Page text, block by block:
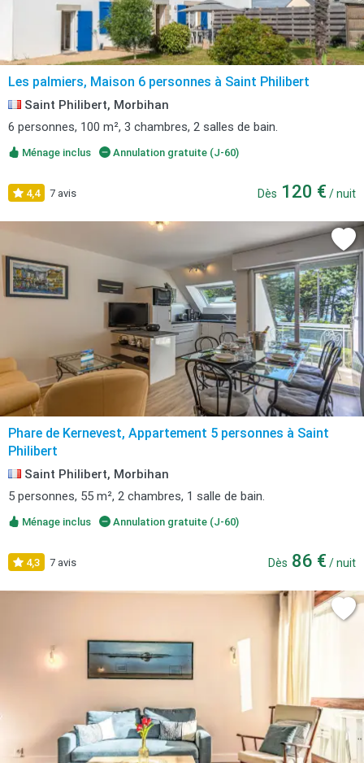
Les palmiers, Maison 6 personnes à Saint Philibert
Saint Philibert, Morbihan
6 personnes, 100 m², 3 chambres, 2 salles de bain.
Ménage inclus Annulation gratuite (J-60)
4,4 7 avis Dès 120 € / nuit
Phare de Kernevest, Appartement 5 personnes à Saint
Philibert
Saint Philibert, Morbihan
5 personnes, 55 m², 2 chambres, 1 salle de bain.
Ménage inclus Annulation gratuite (J-60)
4,3 7 avis Dès 86 € / nuit